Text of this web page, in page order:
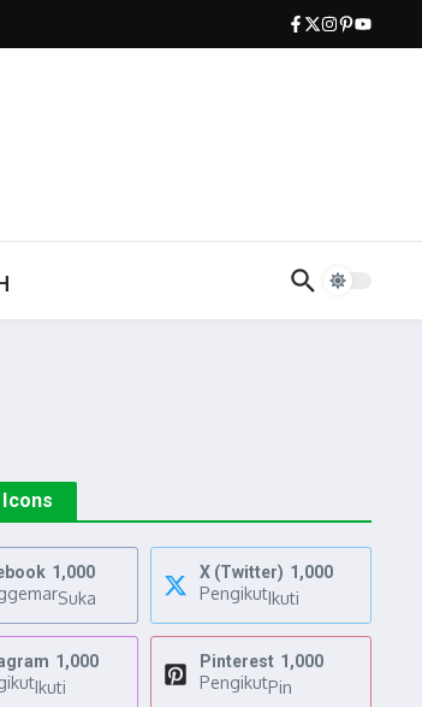
1,000
Suka
X (Twitter) 1,000
PengikutIkuti
1,000
Ikuti
Pinterest 1,000
PengikutPin